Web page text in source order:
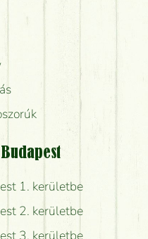
1. kerületbe
2. kerületbe
3. kerületbe